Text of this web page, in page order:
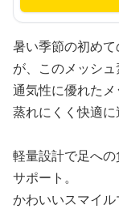
暑い季節の初め
が、このメッシュ
通気性に優れた
蒸れにくく快適に
軽量設計で足へ
サポート。
かわいいスマイ